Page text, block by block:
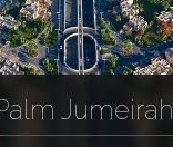
Jumeirah